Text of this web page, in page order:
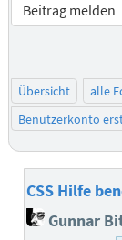
Beitrag melden
Übersicht alle
Benutzerkonto
CSS Hilfe
Gunnar